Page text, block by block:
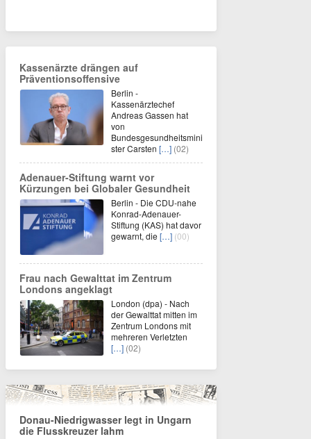
Kassenärzte drängen auf
Präventionsoffensive
Berlin -
Kassenärztechef
Andreas Gassen hat
von
Bundesgesundheitsmini
ster Carsten […] (02)
Adenauer-Stiftung warnt vor
Kürzungen bei Globaler Gesundheit
Berlin - Die CDU-nahe
Konrad-Adenauer-
Stiftung (KAS) hat davor
gewarnt, die […] (00)
Frau nach Gewalttat im Zentrum
Londons angeklagt
London (dpa) - Nach
der Gewalttat mitten im
Zentrum Londons mit
mehreren Verletzten
[…] (02)
Donau-Niedrigwasser legt in Ungarn
die Flusskreuzer lahm